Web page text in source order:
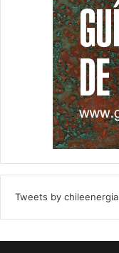
Tweets by chileenergia